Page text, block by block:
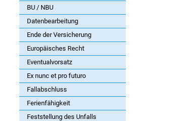
BU / NBU
Datenbearbeitung
Ende der Versicherung
Europäisches Recht
Eventualvorsatz
Ex nunc et pro futuro
Fallabschluss
Ferienfähigkeit
Feststellung des Unfalls